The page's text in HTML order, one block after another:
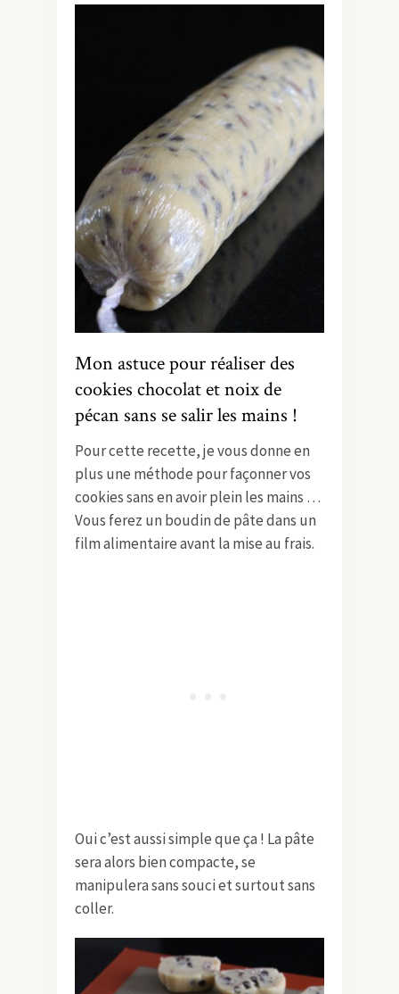
Mon astuce pour réaliser des
cookies chocolat et noix de
pécan sans se salir les mains !
Pour cette recette, je vous donne en
plus une méthode pour façonner vos
cookies sans en avoir plein les mains …
Vous ferez un boudin de pâte dans un
film alimentaire avant la mise au frais.
Oui c’est aussi simple que ça ! La pâte
sera alors bien compacte, se
manipulera sans souci et surtout sans
coller.